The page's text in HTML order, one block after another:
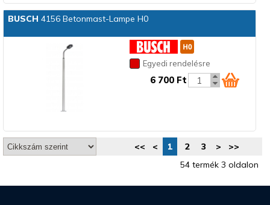
BUSCH 4156 Betonmast-Lampe H0
Egyedi rendelésre
6 700 Ft
<< < 1 2 3 >
>>
54 termék 3 oldalon